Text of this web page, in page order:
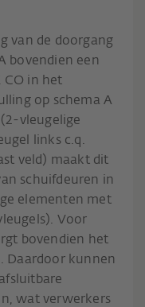
van de doorgang
bovendien een
CO in het
op schema A
vleugelige
links c.q.
veld) maakt dit
schuifdeuren in
elementen met
Voor
bovendien het
Daardoor kunnen
wat verwerkers